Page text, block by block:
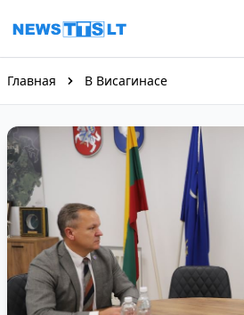
Перейти к содержимому
Главная В Висагинасе